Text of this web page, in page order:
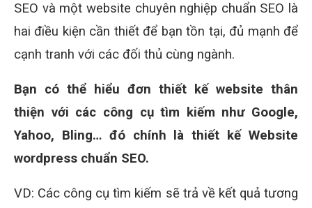
SEO và một website chuyên nghiệp chuẩn SEO là
hai điều kiện cần thiết để bạn tồn tại, đủ mạnh để
cạnh tranh với các đối thủ cùng ngành.
Bạn có thể hiểu đơn thiết kế website thân
thiện với các công cụ tìm kiếm như Google,
Yahoo, Bling… đó chính là thiết kế Website
wordpress chuẩn SEO.
VD: Các công cụ tìm kiếm sẽ trả về kết quả tương